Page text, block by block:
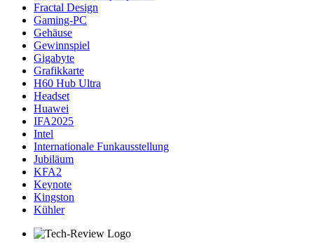
Fractal Design
Gaming-PC
Gehäuse
Gewinnspiel
Gigabyte
Grafikkarte
H60 Hub Ultra
Headset
Huawei
IFA2025
Intel
Internationale Funkausstellung
Jubiläum
KFA2
Keynote
Kingston
Kühler